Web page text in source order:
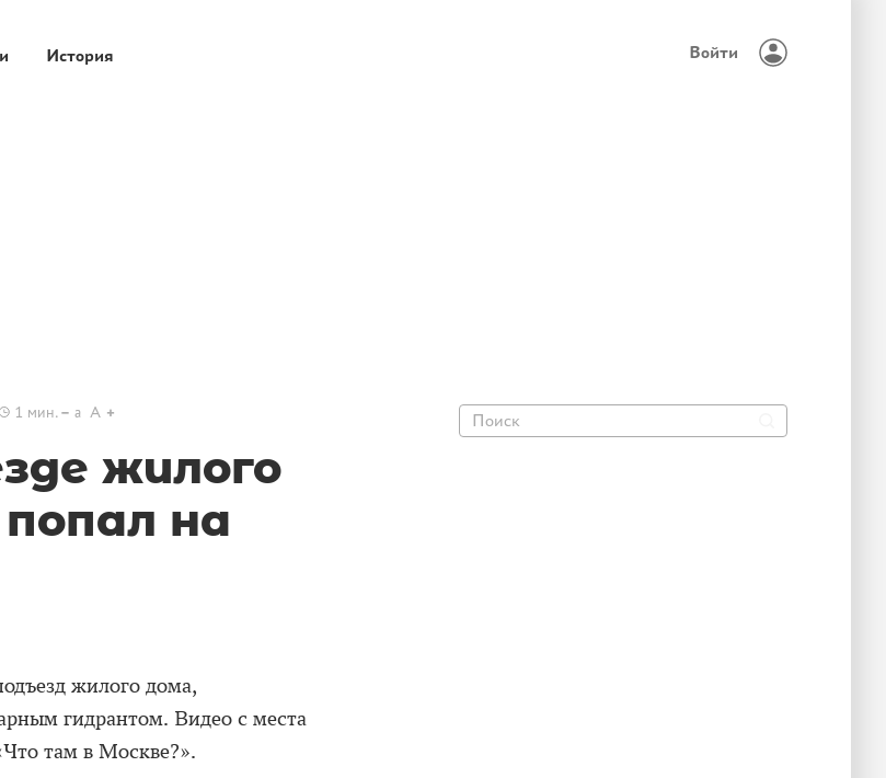
История Войти
1 мин. a A
жилого
на
жилого дома,
гидрантом. Видео с места
там в Москве?».